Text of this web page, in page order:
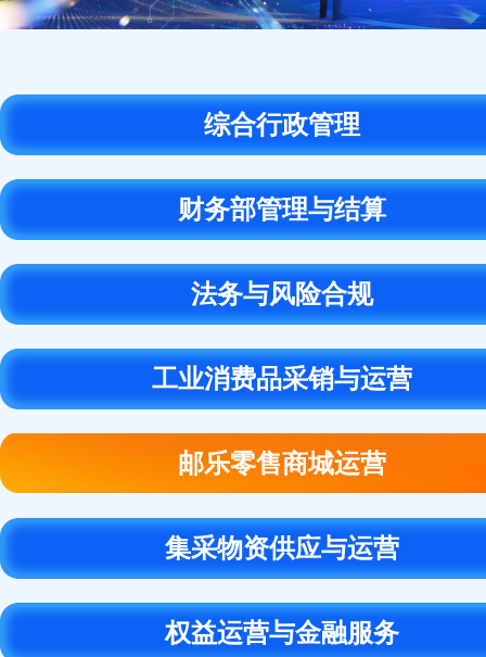
综合行政管理
财务部管理与结算
法务与风险合规
工业消费品采销与运营
邮乐零售商城运营
集采物资供应与运营
权益运营与金融服务